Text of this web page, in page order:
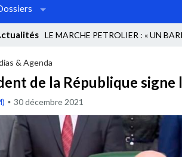
LE MARCHE PETROLIER : « UN
Stop
Previous
Next
& Agenda
de la République
30 décembre 2021